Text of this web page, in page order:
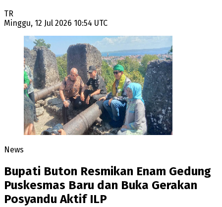
TR
Minggu, 12 Jul 2026 10:54 UTC
News
Bupati Buton Resmikan Enam Gedung
Puskesmas Baru dan Buka Gerakan
Posyandu Aktif ILP